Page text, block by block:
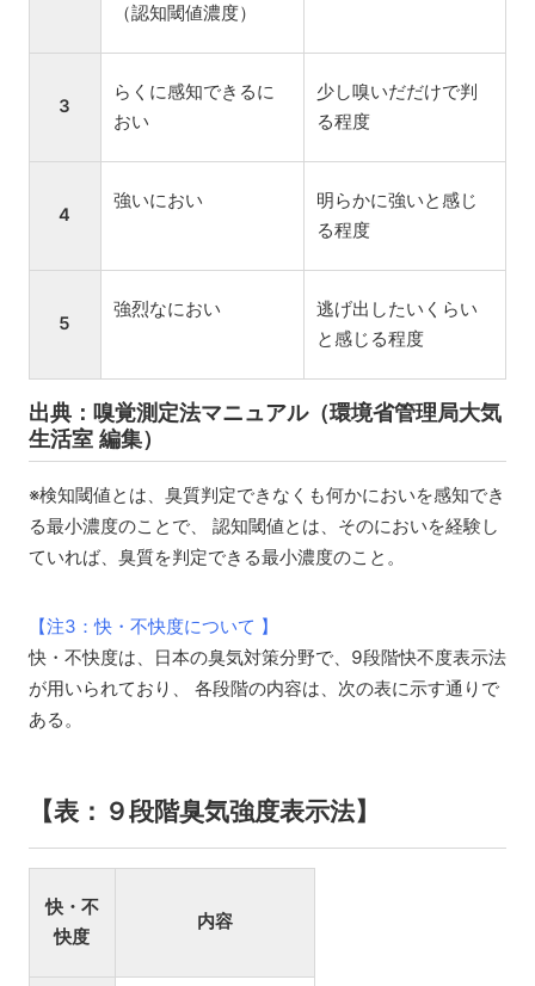
（認知閾値濃度）
3
らくに感知できるに
おい
少し嗅いだだけで判
る程度
4
強いにおい
明らかに強いと感じ
る程度
5
強烈なにおい
逃げ出したいくらい
と感じる程度
出典：嗅覚測定法マニュアル（環境省管理局大気
生活室 編集）
※検知閾値とは、臭質判定できなくも何かにおいを感知でき
る最小濃度のことで、 認知閾値とは、そのにおいを経験し
ていれば、臭質を判定できる最小濃度のこと。
【注3：快・不快度について 】
快・不快度は、日本の臭気対策分野で、9段階快不度表示法
が用いられており、 各段階の内容は、次の表に示す通りで
ある。
【表：９段階臭気強度表示法】
快・不
快度
内容